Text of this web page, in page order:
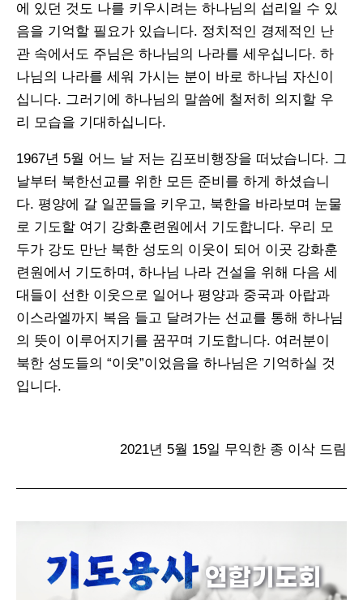
에 있던 것도 나를 키우시려는 하나님의 섭리일 수 있
음을 기억할 필요가 있습니다. 정치적인 경제적인 난
관 속에서도 주님은 하나님의 나라를 세우십니다. 하
나님의 나라를 세워 가시는 분이 바로 하나님 자신이
십니다. 그러기에 하나님의 말씀에 철저히 의지할 우
리 모습을 기대하십니다.
1967년 5월 어느 날 저는 김포비행장을 떠났습니다. 그
날부터 북한선교를 위한 모든 준비를 하게 하셨습니
다. 평양에 갈 일꾼들을 키우고, 북한을 바라보며 눈물
로 기도할 여기 강화훈련원에서 기도합니다. 우리 모
두가 강도 만난 북한 성도의 이웃이 되어 이곳 강화훈
련원에서 기도하며, 하나님 나라 건설을 위해 다음 세
대들이 선한 이웃으로 일어나 평양과 중국과 아랍과
이스라엘까지 복음 들고 달려가는 선교를 통해 하나님
의 뜻이 이루어지기를 꿈꾸며 기도합니다. 여러분이
북한 성도들의 “이웃”이었음을 하나님은 기억하실 것
입니다.
2021년 5월 15일 무익한 종 이삭 드림